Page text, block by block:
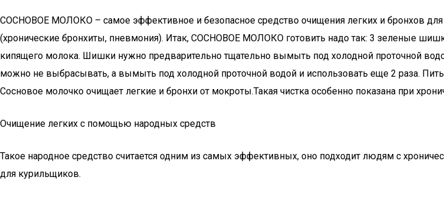
СОСНОВОЕ МОЛОКО – самое эффективное и безопасное средство очищения легких и бронхов
(хронические бронхиты, пневмония). Итак, СОСНОВОЕ МОЛОКО готовить надо так: 3 зеленые
кипящего молока. Шишки нужно предварительно тщательно вымыть под холодной проточной
можно не выбрасывать, а вымыть под холодной проточной водой и использовать еще 2 раза.
Сосновое молочко очищает легкие и бронхи от мокроты.Такая чистка особенно показана при
Очищение легких с помощью народных средств
Такое народное средство считается одним из самых эффективных, оно подходит людям с
для курильщиков.